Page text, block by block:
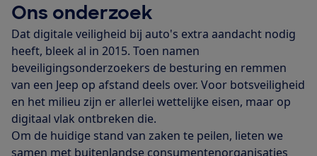
Ons onderzoek
Dat digitale veiligheid bij auto's extra aandacht nodig
heeft, bleek al in 2015. Toen namen
beveiligingsonderzoekers de besturing en remmen
van een Jeep op afstand deels over. Voor botsveiligheid
en het milieu zijn er allerlei wettelijke eisen, maar op
digitaal vlak ontbreken die.
Om de huidige stand van zaken te peilen, lieten we
samen met buitenlandse consumentenorganisaties